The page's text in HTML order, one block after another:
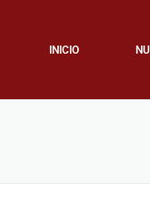
INICIO